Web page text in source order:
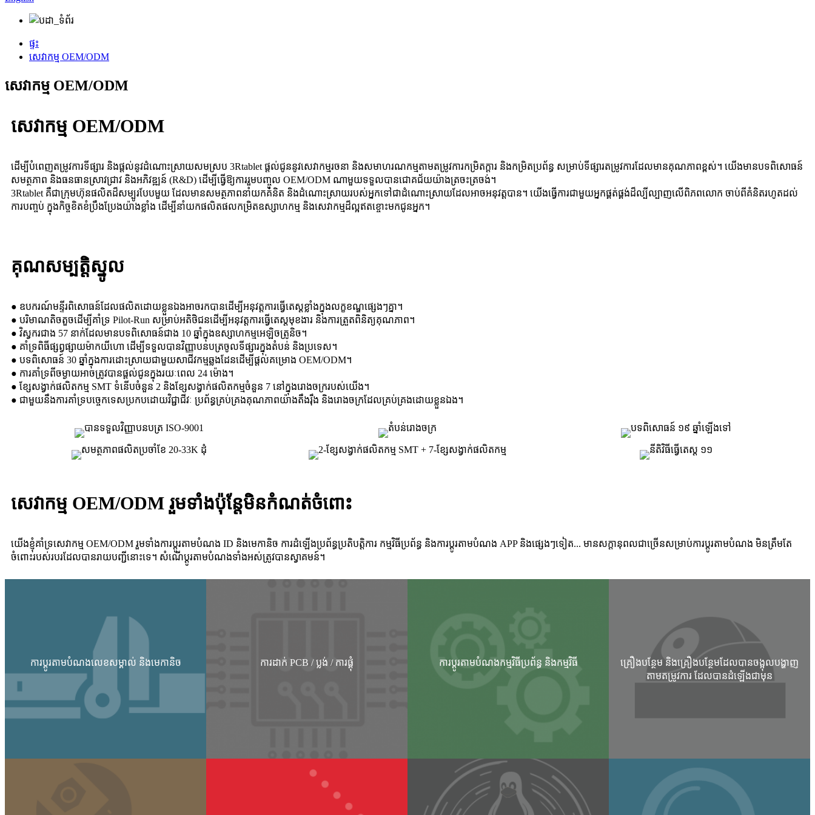
ផ្ទះ
សេវាកម្ម OEM/ODM
សេវាកម្ម OEM/ODM
សេវាកម្ម OEM/ODM
ដើម្បីបំពេញតម្រូវការទីផ្សារ និងផ្តល់នូវដំណោះស្រាយសមស្រប 3Rtablet ផ្តល់ជូននូវសេវាកម្មរចនា និងសមាហរណកម្មតាមតម្រូវការកម្រិតក្តារ និងកម្រិតប្រព័ន្ធ សម្រាប់ទីផ្សារតម្រូវការដែលមានគុណភាពខ្ពស់។ យើងមានបទពិសោធន៍
សមត្ថភាព និងធនធានស្រាវជ្រាវ និងអភិវឌ្ឍន៍ (R&D) ដើម្បីធ្វើឱ្យការរួមបញ្ចូល OEM/ODM ណាមួយទទួលបានជោគជ័យយ៉ាងត្រចះត្រចង់។
3Rtablet គឺជាក្រុមហ៊ុនផលិតដ៏សម្បូរបែបមួយ ដែលមានសមត្ថភាពនាំយកគំនិត និងដំណោះស្រាយរបស់អ្នកទៅជាដំណោះស្រាយដែលអាចអនុវត្តបាន។ យើងធ្វើការជាមួយអ្នកផ្គត់ផ្គង់ដ៏ល្បីល្បាញលើពិភពលោក ចាប់ពីគំនិតរហូតដល់
ការបញ្ចប់ ក្នុងកិច្ចខិតខំប្រឹងប្រែងយ៉ាងខ្លាំង ដើម្បីនាំយកផលិតផលកម្រិតឧស្សាហកម្ម និងសេវាកម្មដ៏ល្អឥតខ្ចោះមកជូនអ្នក។
គុណសម្បត្តិស្នូល
● ឧបករណ៍មន្ទីរពិសោធន៍ដែលផលិតដោយខ្លួនឯងអាចរកបានដើម្បីអនុវត្តការធ្វើតេស្តខ្លាំងក្នុងលក្ខខណ្ឌផ្សេងៗគ្នា។
● បរិមាណតិចតួចដើម្បីគាំទ្រ Pilot-Run សម្រាប់អតិថិជនដើម្បីអនុវត្តការធ្វើតេស្តមុខងារ និងការត្រួតពិនិត្យគុណភាព។
● វិស្វករជាង 57 នាក់ដែលមានបទពិសោធន៍ជាង 10 ឆ្នាំក្នុងឧស្សាហកម្មអេឡិចត្រូនិច។
● គាំទ្រ​ពិធី​ផ្សព្វផ្សាយ​ម៉ាកយីហោ ដើម្បី​ទទួល​បាន​វិញ្ញាបនបត្រ​ចូល​ទីផ្សារ​ក្នុង​តំបន់ និង​ប្រទេស។
● បទពិសោធន៍ 30 ឆ្នាំក្នុងការដោះស្រាយជាមួយសាជីវកម្មឆ្លងដែនដើម្បីផ្តល់គម្រោង OEM/ODM។
● ការគាំទ្រពីចម្ងាយអាចត្រូវបានផ្តល់ជូនក្នុងរយៈពេល 24 ម៉ោង។
● ខ្សែសង្វាក់ផលិតកម្ម SMT ទំនើបចំនួន 2 និងខ្សែសង្វាក់ផលិតកម្មចំនួន 7 នៅក្នុងរោងចក្ររបស់យើង។
● ជាមួយនឹងការគាំទ្របច្ចេកទេសប្រកបដោយវិជ្ជាជីវៈ ប្រព័ន្ធគ្រប់គ្រងគុណភាពយ៉ាងតឹងរ៉ឹង និងរោងចក្រដែលគ្រប់គ្រងដោយខ្លួនឯង។
សេវាកម្ម OEM/ODM រួមទាំងប៉ុន្តែមិនកំណត់ចំពោះ
យើងខ្ញុំគាំទ្រសេវាកម្ម OEM/ODM រួមទាំងការប្ដូរតាមបំណង ID និងមេកានិច ការដំឡើងប្រព័ន្ធប្រតិបត្តិការ កម្មវិធីប្រព័ន្ធ និងការប្ដូរតាមបំណង APP និងផ្សេងៗទៀត... មានសក្តានុពលជាច្រើនសម្រាប់ការប្ដូរតាមបំណង មិនត្រឹមតែ
ចំពោះរបស់របរដែលបានរាយបញ្ជីនោះទេ។ សំណើប្ដូរតាមបំណងទាំងអស់ត្រូវបានស្វាគមន៍។
ការប្ដូរតាមបំណងលេខសម្គាល់ និងមេកានិច ការដាក់ PCB / ប្លង់ / ការផ្គុំ ការប្ដូរតាមបំណងកម្មវិធីប្រព័ន្ធ និងកម្មវិធី
គ្រឿងបន្ថែម និងគ្រឿងបន្ថែមដែលបានចង្អុលបង្ហាញ
តាមតម្រូវការ ដែលបានដំឡើងជាមុន